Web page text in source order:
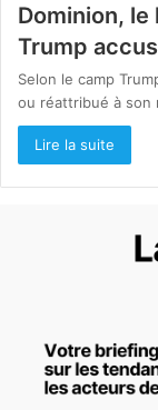
Dominion,
Trump
Selon le camp
ou réattribué à son
Lire la suite